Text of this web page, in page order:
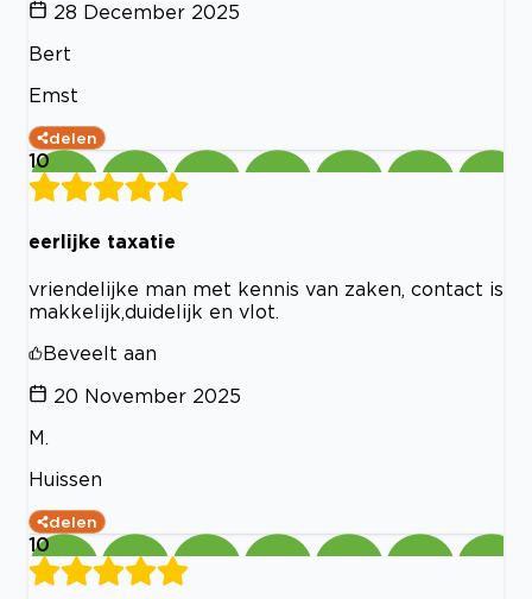
28 December 2025
Bert
Emst
delen
10
eerlijke taxatie
vriendelijke man met kennis van zaken, contact is
makkelijk,duidelijk en vlot.
Beveelt aan
20 November 2025
M.
Huissen
delen
10